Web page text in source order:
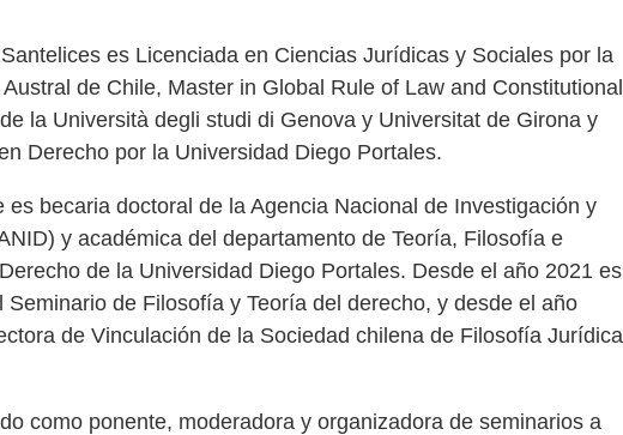
es Licenciada en Ciencias Jurídicas y Sociales por la
de Chile, Master in Global Rule of Law and Constitutional
la Università degli studi di Genova y Universitat de Girona y
Derecho por la Universidad Diego Portales.
es becaria doctoral de la Agencia Nacional de Investigación y
y académica del departamento de Teoría, Filosofía e
de la Universidad Diego Portales. Desde el año 2021 es
Seminario de Filosofía y Teoría del derecho, y desde el año
de Vinculación de la Sociedad chilena de Filosofía Jurídica
como ponente, moderadora y organizadora de seminarios a